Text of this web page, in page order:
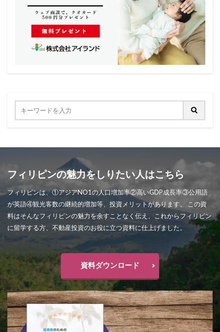
フィリピンの魅力をしりたい人はこちら
フィリピンは、①アジアNO1の人口増加率②高いGDP成長率③公用語
が英語④観光客数の継続的増加等、投資メリットがあります。 この資
料はそんなフィリピンの魅力を余すことなく伝え、これからフィリピン
に留学する方、不動産投資のお役に立つ資料に仕上げました。
資料ダウンロード